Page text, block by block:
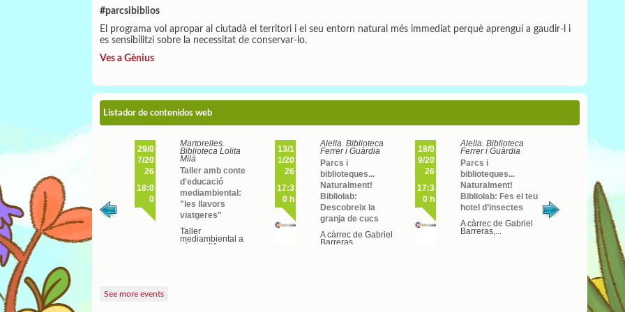
#parcsibiblios
El programa vol apropar al ciutadà el territori i el seu entorn natural més immediat perquè aprengui a gaudir-l i
es sensibilitzi sobre la necessitat de conservar-lo.
Ves a Gènius
Listador de contenidos web
29/0
7/20
26
18:0
0
Martorelles.
Biblioteca Lolita
Milà
Taller amb conte
d'educació
mediambiental:
"les llavors
viatgeres"
Taller
mediambiental a
càrrec d'Anna...
13/1
1/20
26
17:3
0 h
Alella. Biblioteca
Ferrer i Guàrdia
Parcs i
biblioteques...
Naturalment!
Bibliolab:
Descobreix la
granja de cucs
A càrrec de Gabriel
Barreras,...
18/0
9/20
26
17:3
0 h
Alella. Biblioteca
Ferrer i Guàrdia
Parcs i
biblioteques...
Naturalment!
Bibliolab: Fes el teu
hotel d’insectes
A càrrec de Gabriel
Barreras,...
See more events